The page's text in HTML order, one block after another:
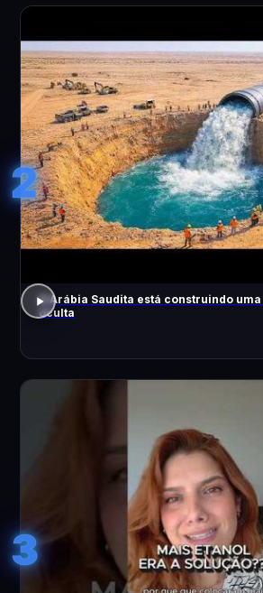
2
A Arábia Saudita está construindo
oculta
3